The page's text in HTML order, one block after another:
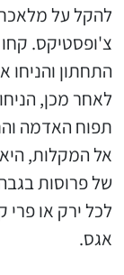
להקל על
צ'ופסטיקס.
התחתון
לאחר מכן,
תפוח האדמה
אל המקלות,
של פרוסות
לכל ירק או
אגס.